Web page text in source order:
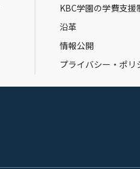
KBC学園の学費支援
沿革
情報公開
プライバシー・ポリ